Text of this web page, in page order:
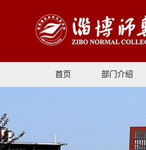
首页 部门介绍